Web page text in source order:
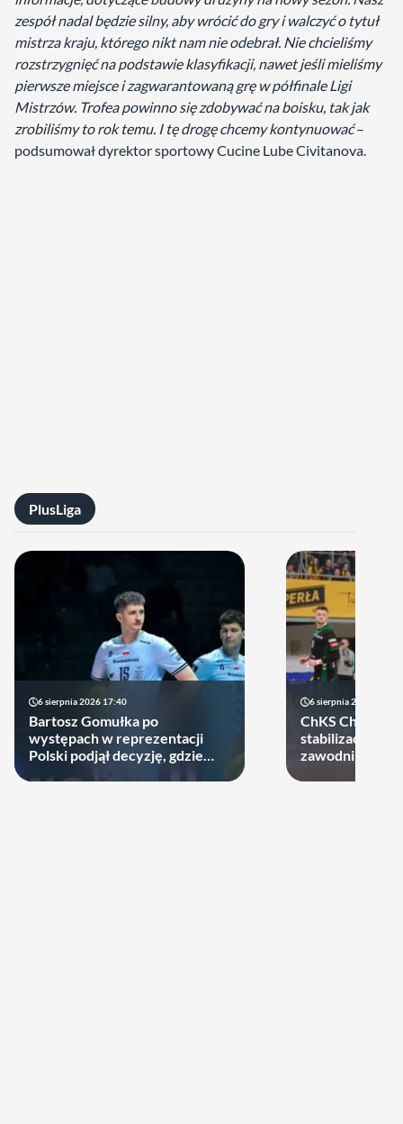
zespół nadal będzie silny, aby wrócić do gry i walczyć o tytuł
mistrza kraju, którego nikt nam nie odebrał. Nie chcieliśmy
rozstrzygnięć na podstawie klasyfikacji, nawet jeśli mieliśmy
pierwsze miejsce i zagwarantowaną grę w półfinale Ligi
Mistrzów. Trofea powinno się zdobywać na boisku, tak jak
zrobiliśmy to rok temu. I tę drogę chcemy kontynuować–
podsumował dyrektor sportowy Cucine Lube Civitanova.
PlusLiga
6 sierpnia 2026 17:40
Bartosz Gomułka po
występach w reprezentacji
Polski podjął decyzję, gdzie
6 sierpnia 2026 10:14
ChKS Chełm
stabilizację.
zawodników